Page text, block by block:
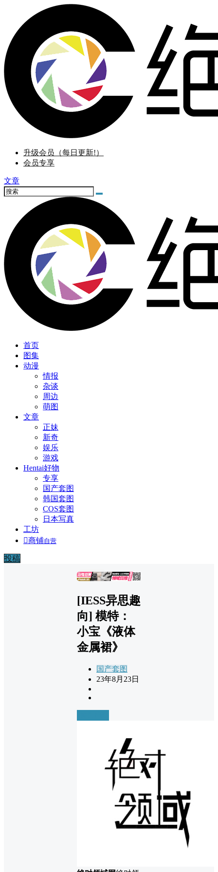
升级会员（每日更新!）
会员专享
文章
首页
图集
动漫
情报
杂谈
周边
萌图
文章
正妹
新奇
娱乐
游戏
Hentai好物
专享
国产套图
韩国套图
COS套图
日本写真
工坊
商铺自营
投稿
广告
[IESS异思趣
向] 模特：
小宝《液体
金属裙》
国产套图
23年8月23日